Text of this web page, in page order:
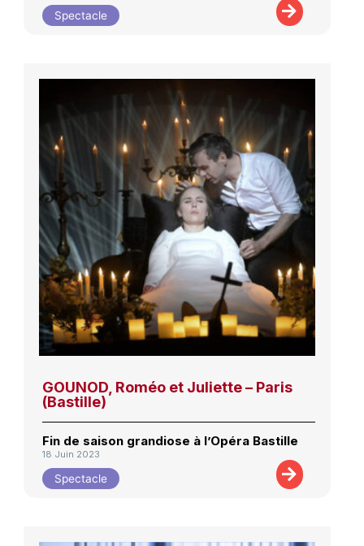
Spectacle
GOUNOD, Roméo et Juliette – Paris
(Bastille)
Fin de saison grandiose à l’Opéra Bastille
18 Juin 2023
Spectacle